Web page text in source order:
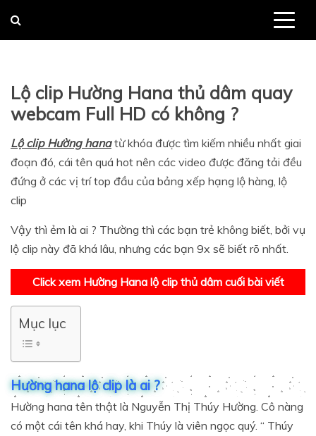
Lộ clip Hường Hana thủ dâm quay
webcam Full HD có không ?
Lộ clip Hường hanatừ khóa được tìm kiếm nhiều nhất giai
đoạn đó, cái tên quá hot nên các video được đăng tải đều
đứng ở các vị trí top đầu của bảng xếp hạng lộ hàng, lộ
clip
Vậy thì ẻm là ai ? Thường thì các bạn trẻ không biết, bởi vụ
lộ clip này đã khá lâu, nhưng các bạn 9x sẽ biết rõ nhất.
Click xem Hường Hana lộ clip thủ dâm cuối bài viết
Mục lục
Hường hana lộ clip là ai ?
Hường hana tên thật là Nguyễn Thị Thúy Hường. Cô nàng
có một cái tên khá hay, khi Thúy là viên ngọc quý. “ Thúy